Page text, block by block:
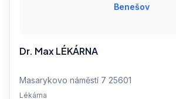
Benešov
Dr. Max LÉKÁRNA
Masarykovo náměstí 7 25601
Lékárna